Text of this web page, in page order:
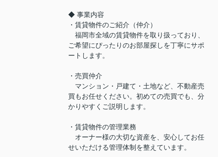
◆ 事業内容
・賃貸物件のご紹介（仲介）
福岡市全域の賃貸物件を取り扱っており、
ご希望にぴったりのお部屋探しを丁寧にサポ
ートします。
・売買仲介
マンション・戸建て・土地など、不動産売
買もお任せください。初めての売買でも、分
かりやすくご説明します。
・賃貸物件の管理業務
オーナー様の大切な資産を、安心してお任
せいただける管理体制を整えています。